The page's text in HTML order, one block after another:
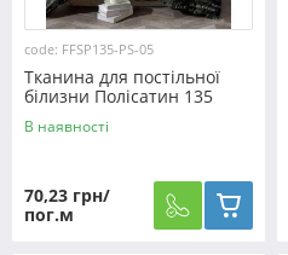
code: FFSP135-PS-05
Тканина для постільної
білизни Полісатин 135
SP135-PS-05 (60м)
В наявності
70,23 грн/
пог.м